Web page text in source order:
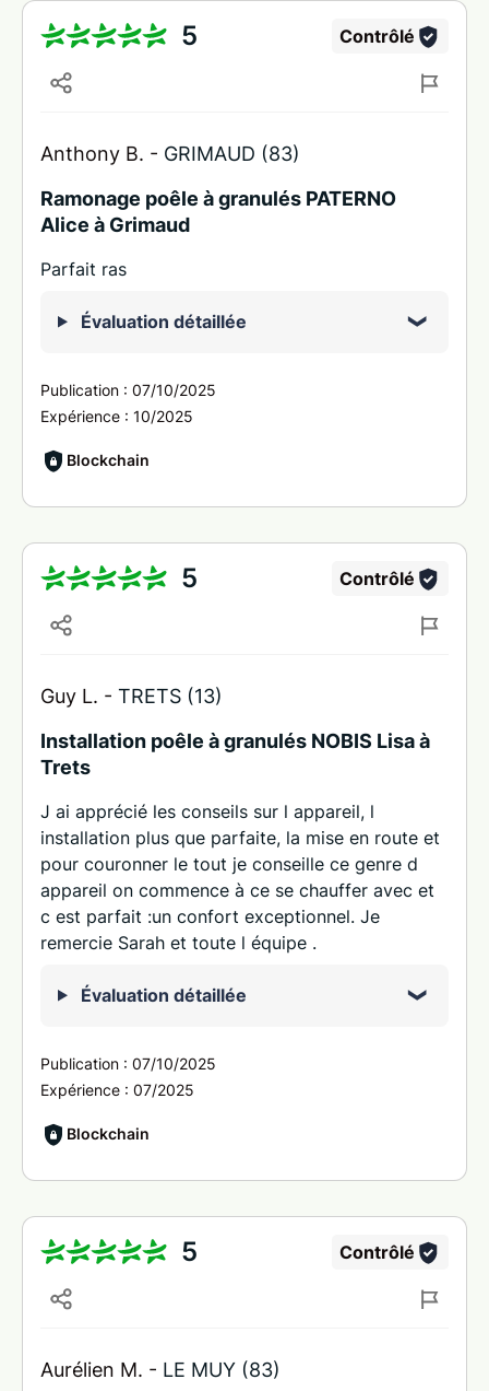
5 Contrôlé
Anthony B. - GRIMAUD (83)
Ramonage poêle à granulés PATERNO
Alice à Grimaud
Parfait ras
Évaluation détaillée
Publication : 07/10/2025
Expérience : 10/2025
Blockchain
5 Contrôlé
Guy L. - TRETS (13)
Installation poêle à granulés NOBIS Lisa à
Trets
J ai apprécié les conseils sur l appareil, l
installation plus que parfaite, la mise en route et
pour couronner le tout je conseille ce genre d
appareil on commence à ce se chauffer avec et
c est parfait :un confort exceptionnel. Je
remercie Sarah et toute l équipe .
Évaluation détaillée
Publication : 07/10/2025
Expérience : 07/2025
Blockchain
5 Contrôlé
Aurélien M. - LE MUY (83)